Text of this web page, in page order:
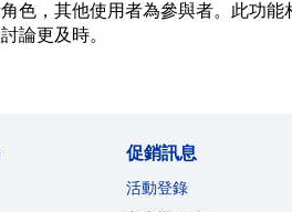
色，其他使用者為參與者。此功
論更及時。
促銷訊息
活動登錄